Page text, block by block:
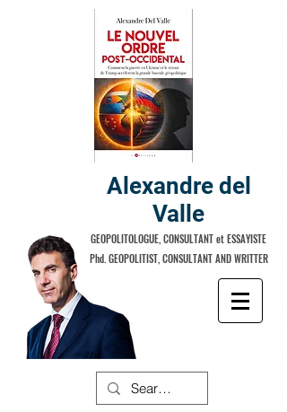
Alexandre del
Valle
GEOPOLITOLOGUE, CONSULTANT et ESSAYISTE
Phd. GEOPOLITIST, CONSULTANT AND WRITTER